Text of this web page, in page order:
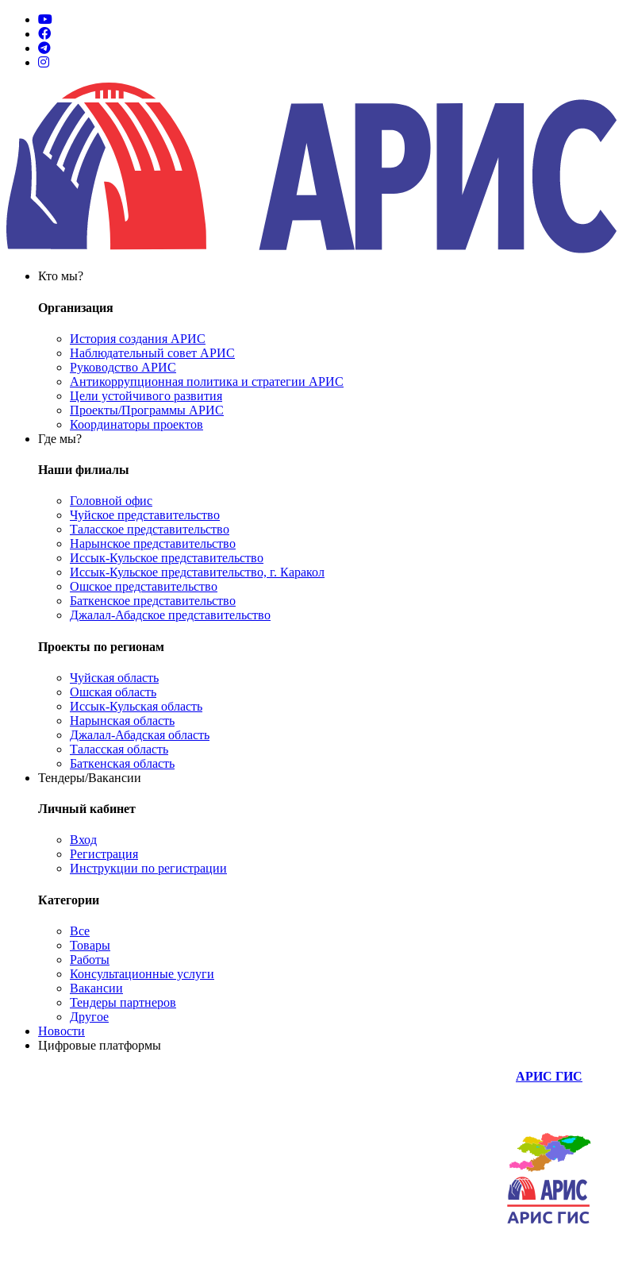
Кто мы?
Организация
История создания АРИС
Наблюдательный совет АРИС
Руководство АРИС
Антикоррупционная политика и стратегии АРИС
Цели устойчивого развития
Проекты/Программы АРИС
Координаторы проектов
Где мы?
Наши филиалы
Головной офис
Чуйское представительство
Таласское представительство
Нарынское представительство
Иссык-Кульское представительство
Иссык-Кульское представительство, г. Каракол
Ошское представительство
Баткенское представительство
Джалал-Абадское представительство
Проекты по регионам
Чуйская область
Ошская область
Иссык-Кульская область
Нарынская область
Джалал-Абадская область
Таласская область
Баткенская область
Тендеры/Вакансии
Личный кабинет
Вход
Регистрация
Инструкции по регистрации
Категории
Все
Товары
Работы
Консультационные услуги
Вакансии
Тендеры партнеров
Другое
Новости
Цифровые платформы
АРИС ГИС